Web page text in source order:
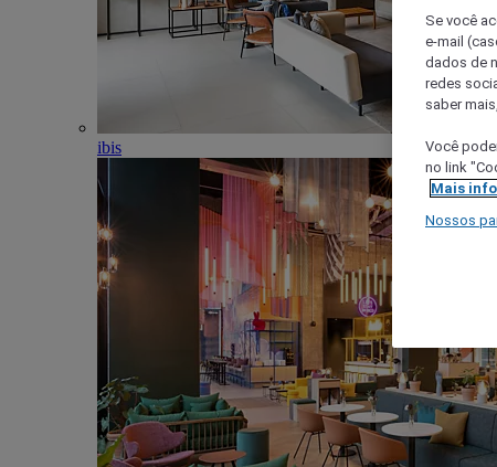
ibis
Se você
e-mail
dados de
redes
saber
Você
no link
Mais
Nossos